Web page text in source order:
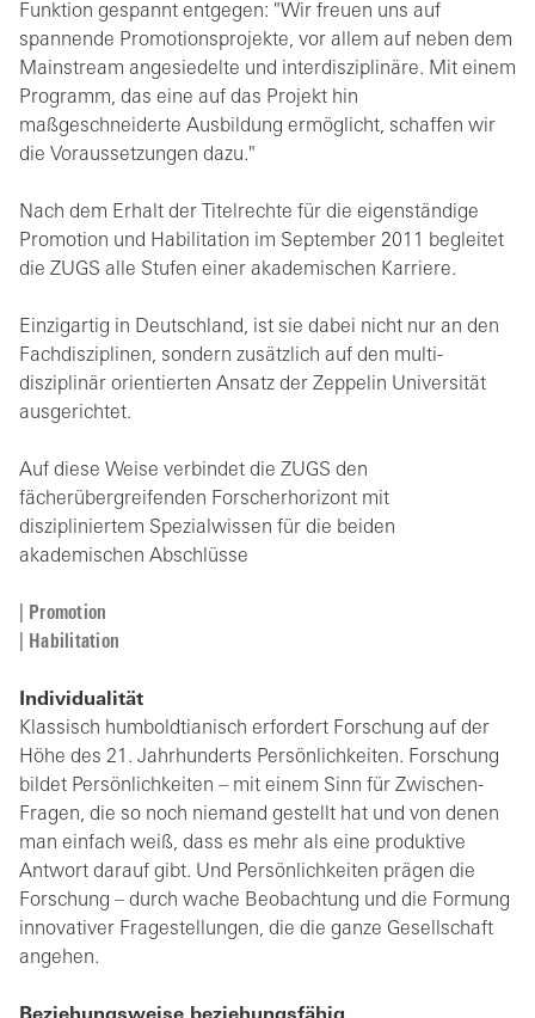
Funktion gespannt entgegen: "Wir freuen uns auf
spannende Promotionsprojekte, vor allem auf neben dem
Mainstream angesiedelte und interdisziplinäre. Mit einem
Programm, das eine auf das Projekt hin
maßgeschneiderte Ausbildung ermöglicht, schaffen wir
die Voraussetzungen dazu."
Nach dem Erhalt der Titelrechte für die eigenständige
Promotion und Habilitation im September 2011 begleitet
die ZUGS alle Stufen einer akademischen Karriere.
Einzigartig in Deutschland, ist sie dabei nicht nur an den
Fachdisziplinen, sondern zusätzlich auf den multi-
disziplinär orientierten Ansatz der Zeppelin Universität
ausgerichtet.
Auf diese Weise verbindet die ZUGS den
fächerübergreifenden Forscherhorizont mit
diszipliniertem Spezialwissen für die beiden
akademischen Abschlüsse
Promotion
Habilitation
Individualität
Klassisch humboldtianisch erfordert Forschung auf der
Höhe des 21. Jahrhunderts Persönlichkeiten. Forschung
bildet Persönlichkeiten – mit einem Sinn für Zwischen-
Fragen, die so noch niemand gestellt hat und von denen
man einfach weiß, dass es mehr als eine produktive
Antwort darauf gibt. Und Persönlichkeiten prägen die
Forschung – durch wache Beobachtung und die Formung
innovativer Fragestellungen, die die ganze Gesellschaft
angehen.